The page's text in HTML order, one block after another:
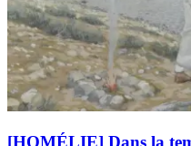
[HOMÉLIE] Dans la